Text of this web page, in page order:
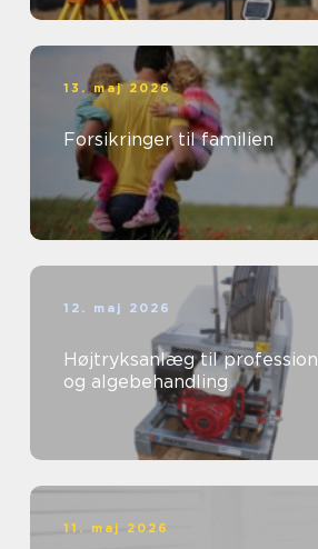
13. maj 2026
Forsikringer til familien
12. maj 2026
Højtryksanlæg til
og algebehandling
11. maj 2026